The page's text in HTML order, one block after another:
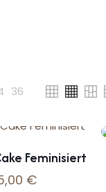
36
Feminisiert
€